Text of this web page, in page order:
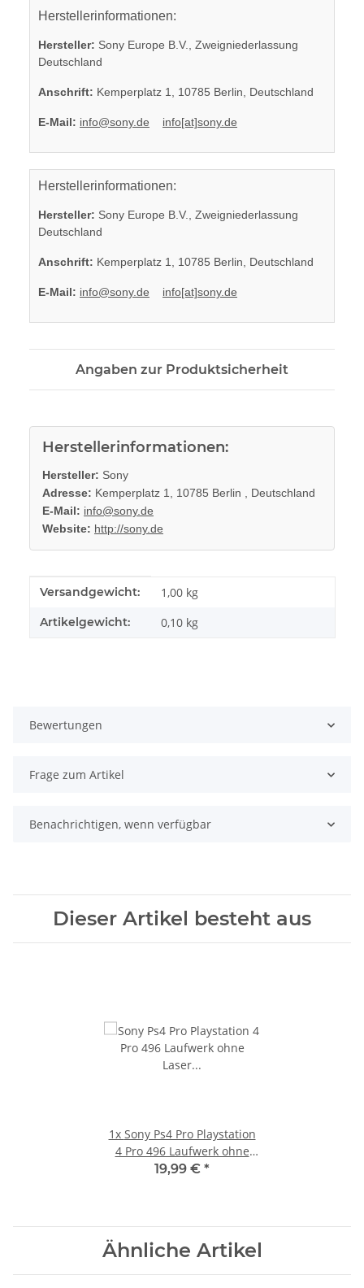
Herstellerinformationen:
Hersteller: Sony Europe B.V., Zweigniederlassung
Deutschland
Anschrift: Kemperplatz 1, 10785 Berlin, Deutschland
E-Mail: info@sony.de info[at]sony.de
Herstellerinformationen:
Hersteller: Sony Europe B.V., Zweigniederlassung
Deutschland
Anschrift: Kemperplatz 1, 10785 Berlin, Deutschland
E-Mail: info@sony.de info[at]sony.de
Angaben zur Produktsicherheit
Herstellerinformationen:
Hersteller: Sony
Adresse: Kemperplatz 1, 10785 Berlin , Deutschland
E-Mail: info@sony.de
Website: http://sony.de
Produkteigenschaft
Wert
Versandgewicht: 1,00 kg
Artikelgewicht: 0,10 kg
Bewertungen
Frage zum Artikel
Benachrichtigen, wenn verfügbar
Dieser Artikel besteht aus
1x Sony Ps4 Pro Playstation
4 Pro 496 Laufwerk ohne
Laser CUH-7xxx
19,99 € *
Ähnliche Artikel